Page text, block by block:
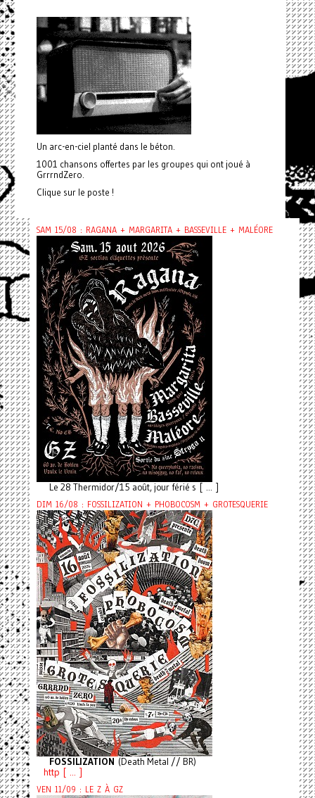
Un arc-en-ciel planté dans le béton.
1001 chansons offertes par les groupes qui ont joué à
GrrrndZero.
Clique sur le poste !
SAM 15/08 : RAGANA + MARGARITA + BASSEVILLE + MALÉORE
Le 28 Thermidor/15 août, jour férié s [ ... ]
DIM 16/08 : FOSSILIZATION + PHOBOCOSM + GROTESQUERIE
FOSSILIZATION (Death Metal // BR)
http [ ... ]
VEN 11/09 : LE Z À GZ